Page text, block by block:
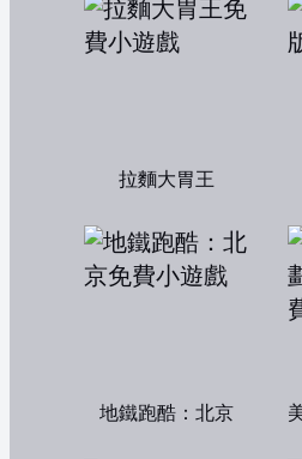
拉麵大胃王
地鐵跑酷：北京